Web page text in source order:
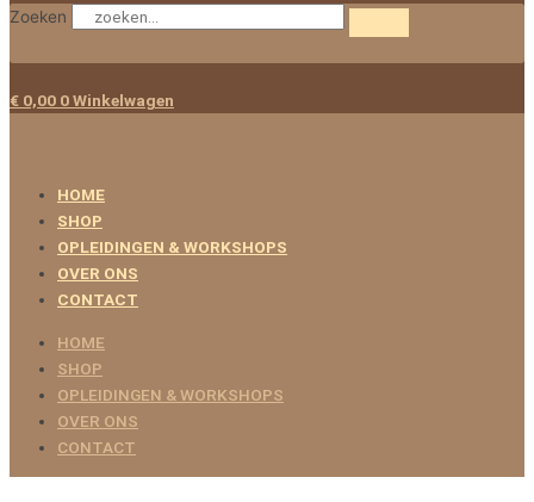
Zoeken
€ 0,00 0Winkelwagen
HOME
SHOP
OPLEIDINGEN & WORKSHOPS
OVER ONS
CONTACT
HOME
SHOP
OPLEIDINGEN & WORKSHOPS
OVER ONS
CONTACT